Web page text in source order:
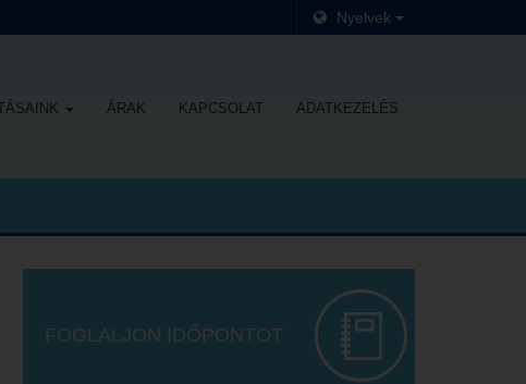
Nyelvek
ÁRAK KAPCSOLAT ADATKEZELÉS
FOGLALJON IDŐPONTOT